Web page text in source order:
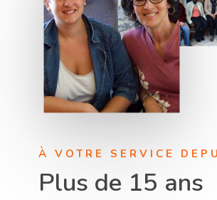
À VOTRE SERVICE
Plus de 15 ans